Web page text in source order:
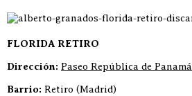
FLORIDA RETIRO
Dirección: Paseo República de
Barrio: Retiro (Madrid)